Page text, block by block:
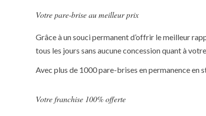
Votre pare-brise au meilleur prix
Grâce à un souci permanent d’offrir le meilleur
tous les jours sans aucune concession quant à
Avec plus de 1000 pare-brises en permanence en
Votre franchise 100% offerte